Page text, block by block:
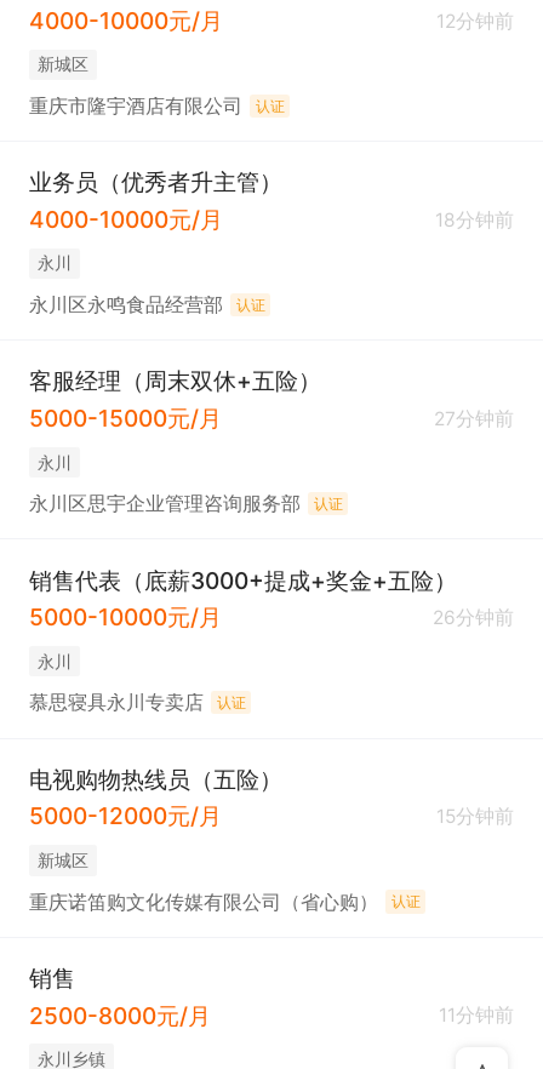
4000-10000元/月
12分钟前
新城区
重庆市隆宇酒店有限公司 认证
业务员（优秀者升主管）
4000-10000元/月
18分钟前
永川
永川区永鸣食品经营部 认证
客服经理（周末双休+五险）
5000-15000元/月
27分钟前
永川
永川区思宇企业管理咨询服务部 认证
销售代表（底薪3000+提成+奖金+五险）
5000-10000元/月
26分钟前
永川
慕思寝具永川专卖店 认证
电视购物热线员（五险）
5000-12000元/月
15分钟前
新城区
重庆诺笛购文化传媒有限公司（省心购） 认证
销售
2500-8000元/月
11分钟前
永川乡镇